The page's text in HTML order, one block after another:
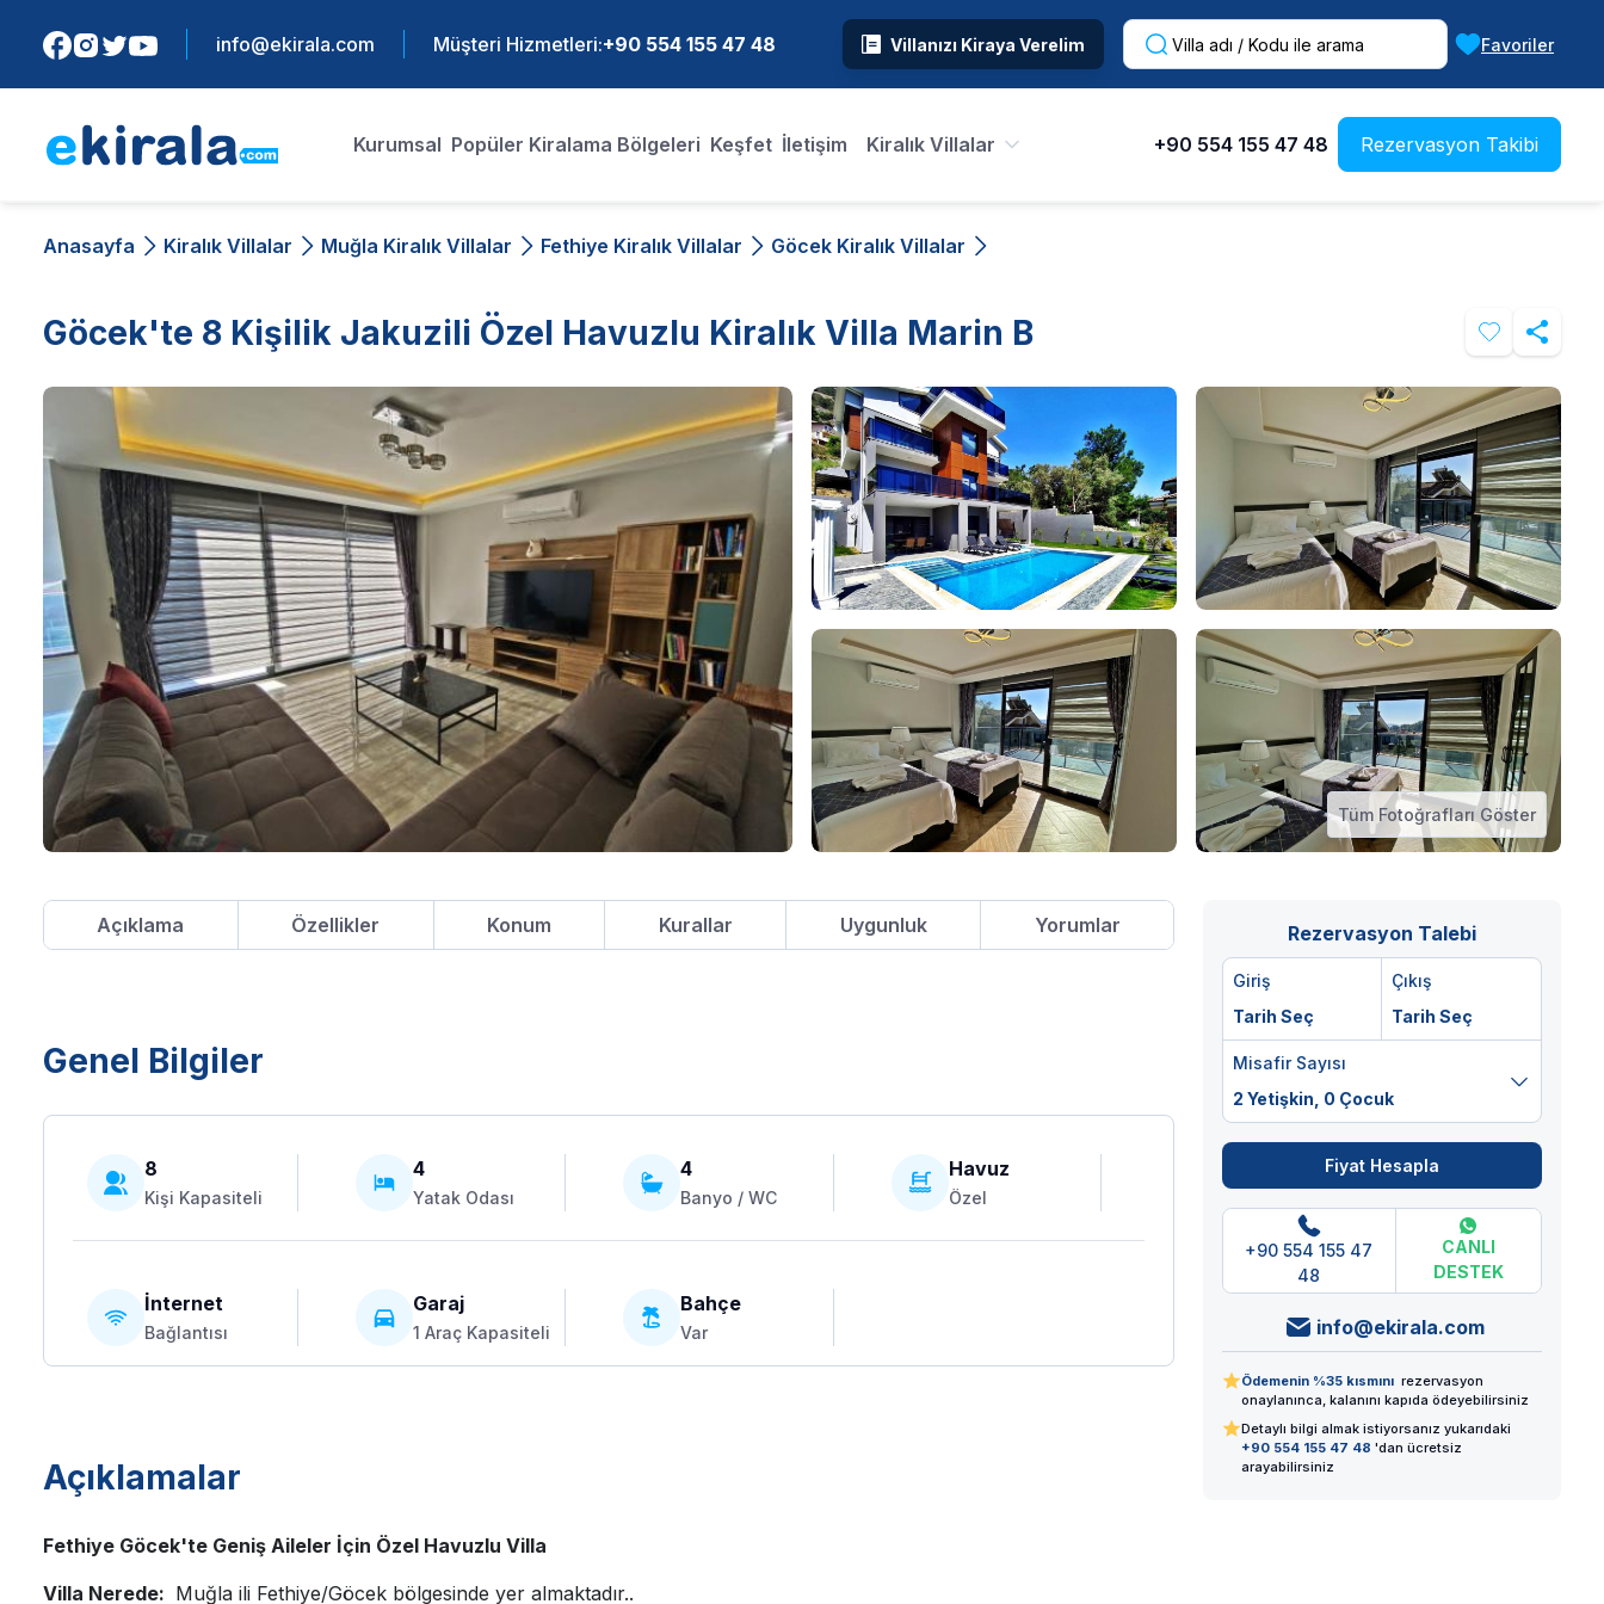
info@ekirala.com Müşteri Hizmetleri:+90 554 155 47 48 Villanızı Kiraya Verelim Favoriler
Kurumsal Popüler Kiralama Bölgeleri Keşfet İletişim Kiralık Villalar +90 554 155 47 48 Rezervasyon Takibi
Anasayfa Kiralık Villalar Muğla Kiralık Villalar Fethiye Kiralık Villalar Göcek Kiralık Villalar
Göcek'te 8 Kişilik Jakuzili Özel Havuzlu Kiralık Villa Marin B
Tüm Fotoğrafları Göster
Açıklama Özellikler Konum Kurallar Uygunluk Yorumlar
Genel Bilgiler
8
Kişi Kapasiteli
4
Yatak Odası
4
Banyo / WC
Havuz
Özel
İnternet
Bağlantısı
Garaj
1 Araç Kapasiteli
Bahçe
Var
Açıklamalar
Fethiye Göcek'te Geniş Aileler İçin Özel Havuzlu Villa
Villa Nerede: Muğla ili Fethiye/Göcek bölgesinde yer almaktadır..
Rezervasyon Talebi
Giriş
Tarih Seç
Çıkış
Tarih Seç
Misafir Sayısı
2 Yetişkin, 0 Çocuk
Fiyat Hesapla
+90 554 155 47
48
CANLI
DESTEK
info@ekirala.com
Ödemenin %35 kısmını rezervasyon
onaylanınca, kalanını kapıda ödeyebilirsiniz
Detaylı bilgi almak istiyorsanız yukarıdaki
+90 554 155 47 48 'dan ücretsiz
arayabilirsiniz